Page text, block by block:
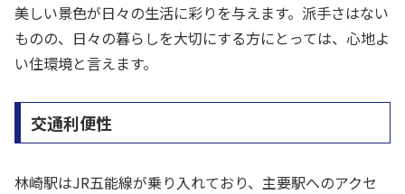
美しい景色が日々の生活に彩りを与えます。派手さはない
ものの、日々の暮らしを大切にする方にとっては、心地よ
い住環境と言えます。
交通利便性
林崎駅はJR五能線が乗り入れており、主要駅へのアクセ